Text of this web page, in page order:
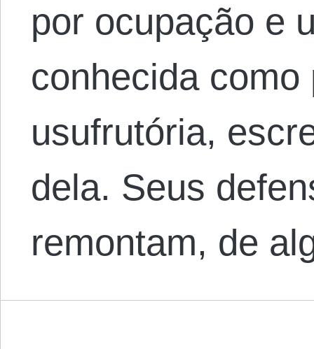
por ocupação e
conhecida como
usufrutória,
dela. Seus
remontam, de